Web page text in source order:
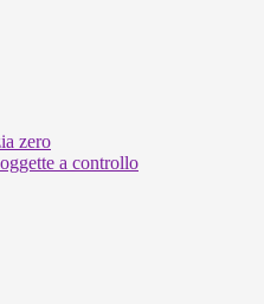
zero
a controllo